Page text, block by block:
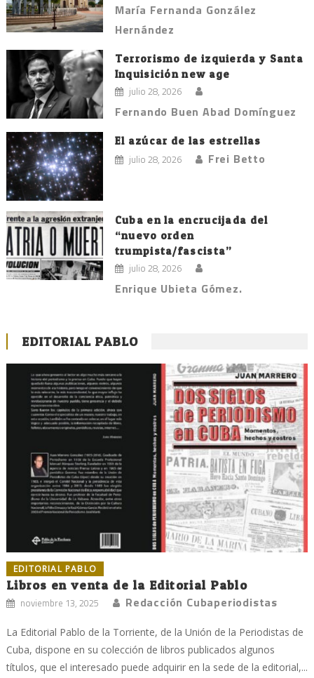
María Fernanda González
Hernández
Terrorismo de izquierda y Santa
Inquisición new age
julio 28, 2026
Fernando Buen Abad Domínguez
El azúcar de las estrellas
julio 28, 2026 Frei Betto
Cuba en la encrucijada del
“nuevo orden
trumpista/fascista”
julio 28, 2026
Enrique Ubieta Gómez.
EDITORIAL PABLO
EDITORIAL PABLO
Libros en venta de la Editorial Pablo
noviembre 13, 2025 Redacción Cubaperiodistas
La Editorial Pablo de la Torriente, de la Unión de la Periodistas de
Cuba, dispone en su colección de libros publicados algunos
títulos, que el interesado puede adquirir en la sede de la editorial,...